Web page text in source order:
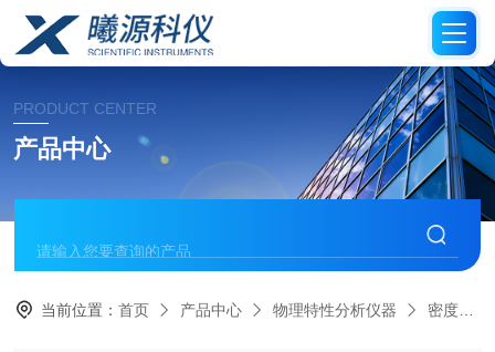
PRODUCT CENTER
产品中心
当前位置：首页 产品中心 物理特性分析仪器 密度计